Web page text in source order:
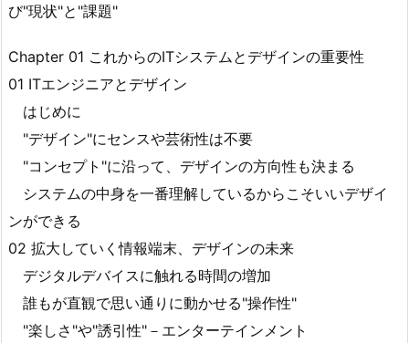
び"現状"と"課題"
Chapter 01 これからのITシステムとデザインの重要性
01 ITエンジニアとデザイン
はじめに
"デザイン"にセンスや芸術性は不要
"コンセプト"に沿って、デザインの方向性も決まる
システムの中身を一番理解しているからこそいいデザイ
ンができる
02 拡大していく情報端末、デザインの未来
デジタルデバイスに触れる時間の増加
誰もが直観で思い通りに動かせる"操作性"
"楽しさ"や"誘引性"－エンターテインメント